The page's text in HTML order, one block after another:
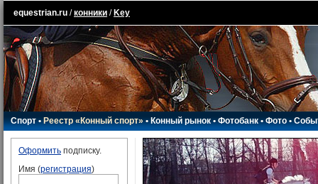
equestrian.ru /конники / Key
Спорт•Реестр «Конный спорт»•Конный рынок•Фотобанк •Фото•
Оформить подписку.
Имя (регистрация)